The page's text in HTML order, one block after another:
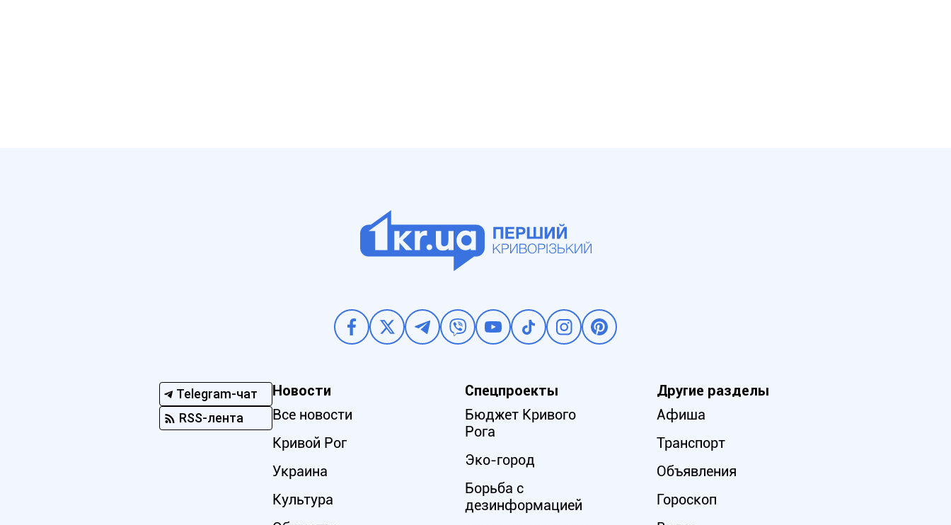
Telegram-чат
RSS-лента
Новости
Все новости
Кривой Рог
Украина
Культура
Спецпроекты
Бюджет Кривого
Рога
Эко-город
Борьба с
дезинформацией
Другие разделы
Афиша
Транспорт
Объявления
Гороскоп